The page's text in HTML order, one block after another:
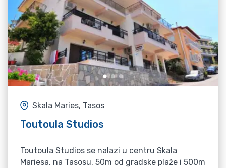
Skala Maries, Tasos
Toutoula Studios
Toutoula Studios se nalazi u centru Skala
Mariesa, na Tasosu, 50m od gradske plaže i 500m